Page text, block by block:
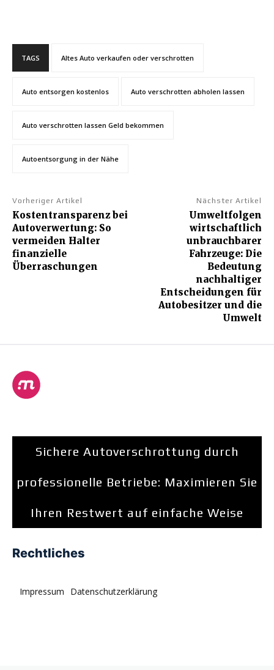
TAGS Altes Auto verkaufen oder verschrotten
Auto entsorgen kostenlos Auto verschrotten abholen lassen
Auto verschrotten lassen Geld bekommen
Autoentsorgung in der Nähe
Vorheriger Artikel
Kostentransparenz bei
Autoverwertung: So
vermeiden Halter
finanzielle
Überraschungen
Nächster Artikel
Umweltfolgen
wirtschaftlich
unbrauchbarer
Fahrzeuge: Die
Bedeutung
nachhaltiger
Entscheidungen für
Autobesitzer und die
Umwelt
Sichere Autoverschrottung durch
professionelle Betriebe: Maximieren Sie
Ihren Restwert auf einfache Weise
Rechtliches
Impressum Datenschutzerklärung